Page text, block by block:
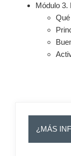
Módulo 3.
¿MÁS